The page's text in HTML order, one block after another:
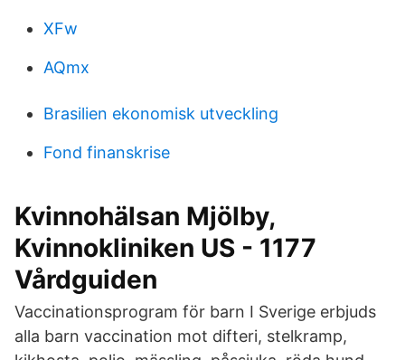
XFw
AQmx
Brasilien ekonomisk utveckling
Fond finanskrise
Kvinnohälsan Mjölby,
Kvinnokliniken US - 1177
Vårdguiden
Vaccinationsprogram för barn I Sverige erbjuds
alla barn vaccination mot difteri, stelkramp,